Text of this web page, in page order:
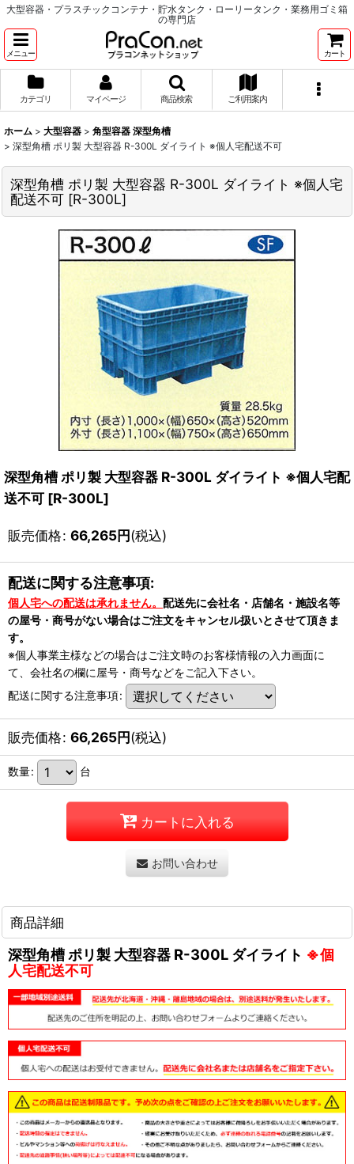
大型容器・プラスチックコンテナ・貯水タンク・ローリータンク・業務用ゴミ箱
の専門店
メニュー カート
カテゴリ マイページ 商品検索 ご利用案内
ホーム > 大型容器 > 角型容器 深型角槽
> 深型角槽 ポリ製 大型容器 R-300L ダイライト ※個人宅配送不可
深型角槽 ポリ製 大型容器 R-300L ダイライト ※個人宅
配送不可 [R-300L]
深型角槽 ポリ製 大型容器 R-300L ダイライト ※個人宅配
送不可 [R-300L]
販売価格: 66,265円(税込)
配送に関する注意事項:
個人宅への配送は承れません。 配送先に会社名・店舗名・施設名等
の屋号・商号がない場合はご注文をキャンセル扱いとさせて頂きま
す。
※個人事業主様などの場合はご注文時のお客様情報の入力画面に
て、会社名の欄に屋号・商号などをご記入下さい。
配送に関する注意事項:
販売価格: 66,265円(税込)
数量: 台
カートに入れる
お問い合わせ
商品詳細
深型角槽 ポリ製 大型容器 R-300L ダイライト ※個
人宅配送不可